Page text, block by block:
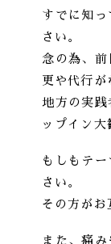
すでに知
さい。
念の為、
更や代行が
地方の実践
ップイン大
もしもテ
さい。
その方がお
また、痛